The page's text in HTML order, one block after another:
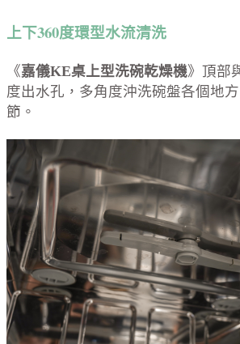
上下360度環型水流清洗
《嘉儀KE桌上型洗碗乾燥機》頂部
度出水孔，多角度沖洗碗盤各個地
節。